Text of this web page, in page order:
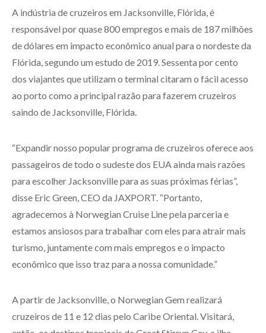
A indústria de cruzeiros em Jacksonville, Flórida, é
responsável por quase 800 empregos e mais de 187 milhões
de dólares em impacto econômico anual para o nordeste da
Flórida, segundo um estudo de 2019. Sessenta por cento
dos viajantes que utilizam o terminal citaram o fácil acesso
ao porto como a principal razão para fazerem cruzeiros
saindo de Jacksonville, Flórida.
“Expandir nosso popular programa de cruzeiros oferece aos
passageiros de todo o sudeste dos EUA ainda mais razões
para escolher Jacksonville para as suas próximas férias”,
disse Eric Green, CEO da JAXPORT. “Portanto,
agradecemos à Norwegian Cruise Line pela parceria e
estamos ansiosos para trabalhar com eles para atrair mais
turismo, juntamente com mais empregos e o impacto
econômico que isso traz para a nossa comunidade.”
A partir de Jacksonville, o Norwegian Gem realizará
cruzeiros de 11 e 12 dias pelo Caribe Oriental. Visitará,